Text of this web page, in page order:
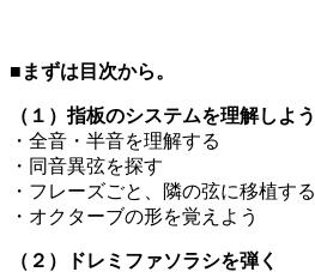
■まずは目次から。
（１）指板のシステムを理解しよう
・全音・半音を理解する
・同音異弦を探す
・フレーズごと、隣の弦に移植する
・オクターブの形を覚えよう
（２）ドレミファソラシを弾く